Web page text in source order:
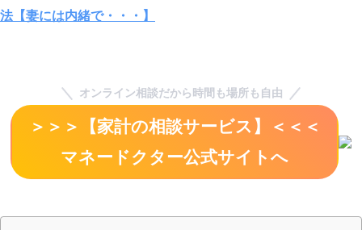
法【妻には内緒で・・・】
オンライン相談だから時間も場所も自由
＞＞＞【家計の相談サービス】＜＜＜
マネードクター公式サイトへ